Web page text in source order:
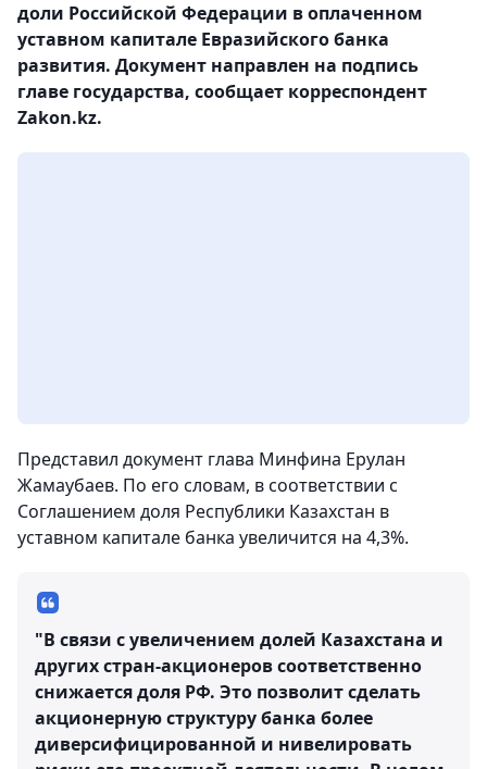
доли Российской Федерации в оплаченном
уставном капитале Евразийского банка
развития. Документ направлен на подпись
главе государства, сообщает корреспондент
Zakon.kz.
Представил документ глава Минфина Ерулан
Жамаубаев. По его словам, в соответствии с
Соглашением доля Республики Казахстан в
уставном капитале банка увеличится на 4,3%.
"В связи с увеличением долей Казахстана и
других стран-акционеров соответственно
снижается доля РФ. Это позволит сделать
акционерную структуру банка более
диверсифицированной и нивелировать